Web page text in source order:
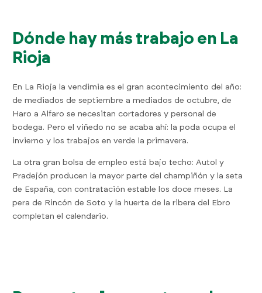
Dónde hay más trabajo en La
Rioja
En La Rioja la vendimia es el gran acontecimiento del año:
de mediados de septiembre a mediados de octubre, de
Haro a Alfaro se necesitan cortadores y personal de
bodega. Pero el viñedo no se acaba ahí: la poda ocupa el
invierno y los trabajos en verde la primavera.
La otra gran bolsa de empleo está bajo techo: Autol y
Pradejón producen la mayor parte del champiñón y la seta
de España, con contratación estable los doce meses. La
pera de Rincón de Soto y la huerta de la ribera del Ebro
completan el calendario.